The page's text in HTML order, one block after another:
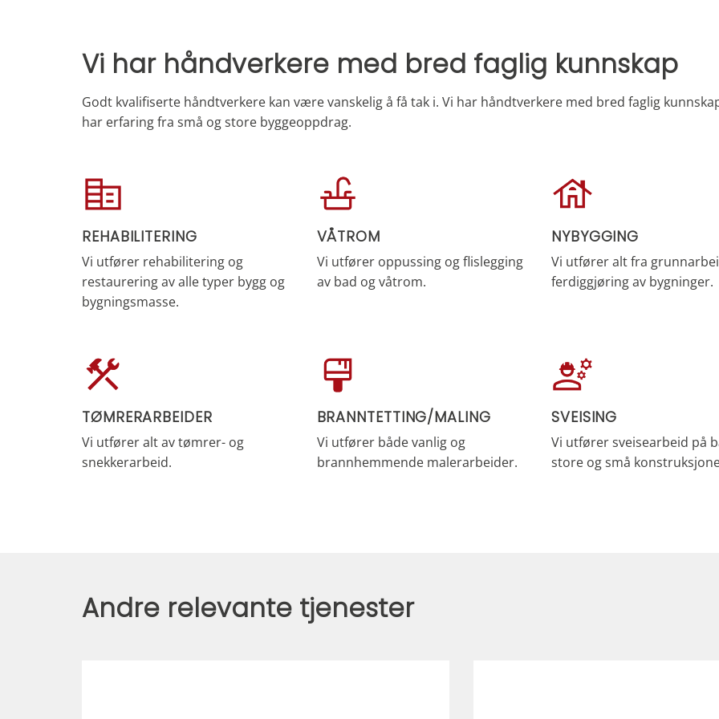
Vi har håndverkere med bred faglig kunnskap
Godt kvalifiserte håndtverkere kan være vanskelig å få tak i. Vi har håndtverkere med bred faglig
har erfaring fra små og store byggeoppdrag.
REHABILITERING
Vi utfører rehabilitering og
restaurering av alle typer bygg og
bygningsmasse.
VÅTROM
Vi utfører oppussing og flislegging
av bad og våtrom.
NYBYGGING
Vi utfører alt fra
ferdiggjøring av bygninger.
TØMRERARBEIDER
Vi utfører alt av tømrer- og
snekkerarbeid.
BRANNTETTING/MALING
Vi utfører både vanlig og
brannhemmende malerarbeider.
SVEISING
Vi utfører sveisearbeid på
store og små
Andre relevante tjenester